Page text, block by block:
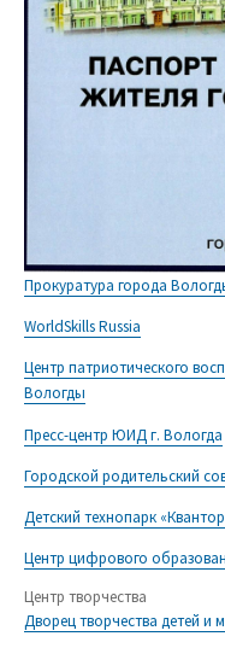
Прокуратура города
WorldSkills Russia
Центр патриотического
Вологды
Пресс-центр ЮИД г. Вологда
Городской родительский
Детский технопарк
Центр цифрового
Центр творчества
Дворец творчества детей и